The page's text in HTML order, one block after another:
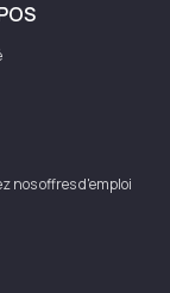
nos offres d'emploi